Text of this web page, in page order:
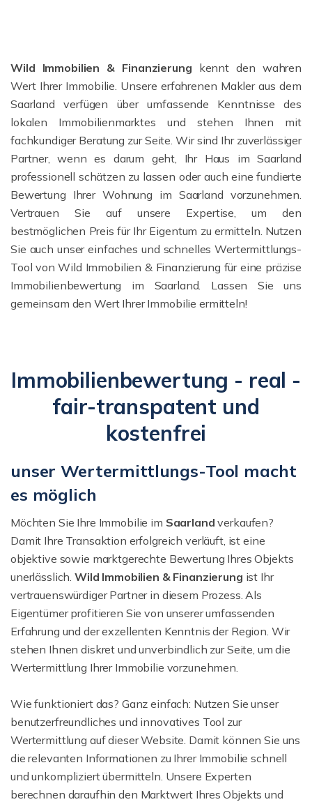
Wild Immobilien & Finanzierung kennt den wahren
Wert Ihrer Immobilie. Unsere erfahrenen Makler aus dem
Saarland verfügen über umfassende Kenntnisse des
lokalen Immobilienmarktes und stehen Ihnen mit
fachkundiger Beratung zur Seite. Wir sind Ihr zuverlässiger
Partner, wenn es darum geht, Ihr Haus im Saarland
professionell schätzen zu lassen oder auch eine fundierte
Bewertung Ihrer Wohnung im Saarland vorzunehmen.
Vertrauen Sie auf unsere Expertise, um den
bestmöglichen Preis für Ihr Eigentum zu ermitteln. Nutzen
Sie auch unser einfaches und schnelles Wertermittlungs-
Tool von Wild Immobilien & Finanzierung für eine präzise
Immobilienbewertung im Saarland. Lassen Sie uns
gemeinsam den Wert Ihrer Immobilie ermitteln!
Immobilienbewertung - real -
fair-transpatent und
kostenfrei
unser Wertermittlungs-Tool macht
es möglich
Möchten Sie Ihre Immobilie im Saarland verkaufen?
Damit Ihre Transaktion erfolgreich verläuft, ist eine
objektive sowie marktgerechte Bewertung Ihres Objekts
unerlässlich. Wild Immobilien & Finanzierung ist Ihr
vertrauenswürdiger Partner in diesem Prozess. Als
Eigentümer profitieren Sie von unserer umfassenden
Erfahrung und der exzellenten Kenntnis der Region. Wir
stehen Ihnen diskret und unverbindlich zur Seite, um die
Wertermittlung Ihrer Immobilie vorzunehmen.
Wie funktioniert das? Ganz einfach: Nutzen Sie unser
benutzerfreundliches und innovatives Tool zur
Wertermittlung auf dieser Website. Damit können Sie uns
die relevanten Informationen zu Ihrer Immobilie schnell
und unkompliziert übermitteln. Unsere Experten
berechnen daraufhin den Marktwert Ihres Objekts und